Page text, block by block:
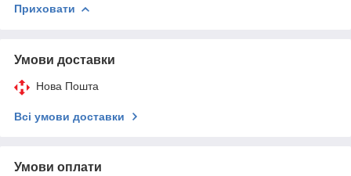
Приховати
Умови доставки
Нова Пошта
Всі умови доставки
Умови оплати